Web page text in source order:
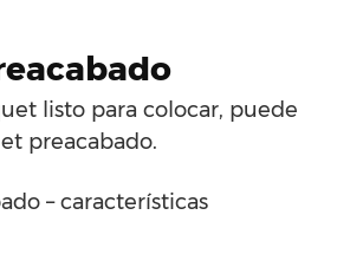
listo para colocar, puede
preacabado.
– características